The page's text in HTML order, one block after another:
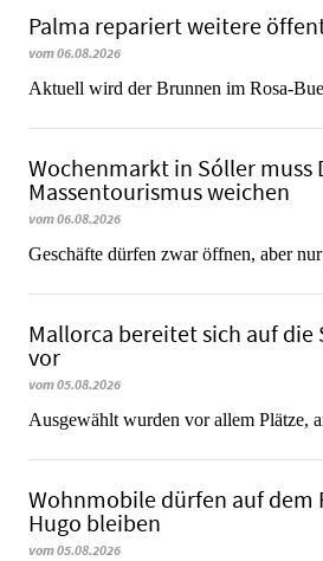
Palma repariert weitere
vom 06.08.2026
Aktuell wird der Brunnen im Rosa-
Wochenmarkt in Sóller muss
Massentourismus weichen
vom 06.08.2026
Geschäfte dürfen zwar öffnen, aber
Mallorca bereitet sich auf
vor
vom 05.08.2026
Ausgewählt wurden vor allem Plätze,
Wohnmobile dürfen auf dem
Hugo bleiben
vom 05.08.2026